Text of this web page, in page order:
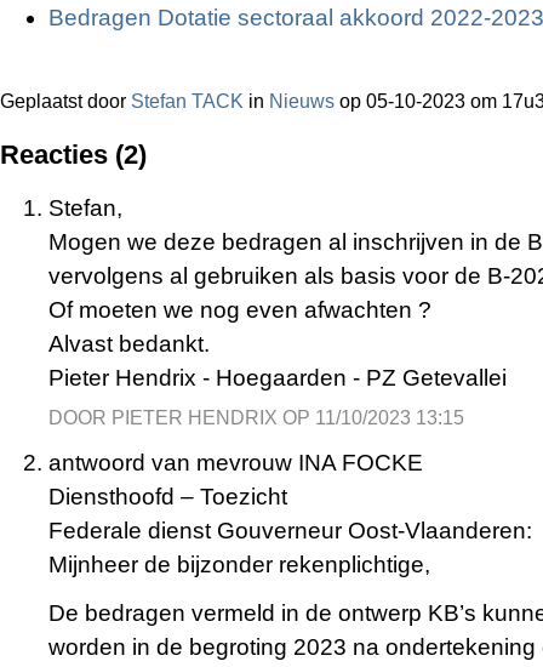
Bedragen Dotatie sectoraal akkoord 2022-2023
Geplaatst door Stefan TACK in Nieuws op 05-10-2023 om
Reacties (2)
Stefan,
Mogen we deze bedragen al inschrijven in de
vervolgens al gebruiken als basis voor de B-
Of moeten we nog even afwachten ?
Alvast bedankt.
Pieter Hendrix - Hoegaarden - PZ Getevallei
DOOR PIETER HENDRIX OP 11/10/2023 13:15
antwoord van mevrouw INA FOCKE
Diensthoofd – Toezicht
Federale dienst Gouverneur Oost-Vlaanderen:
Mijnheer de bijzonder rekenplichtige,
De bedragen vermeld in de ontwerp KB’s
worden in de begroting 2023 na